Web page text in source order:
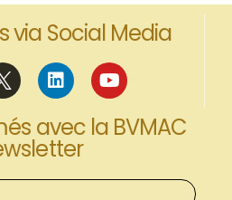
via Social Media
avec la BVMAC